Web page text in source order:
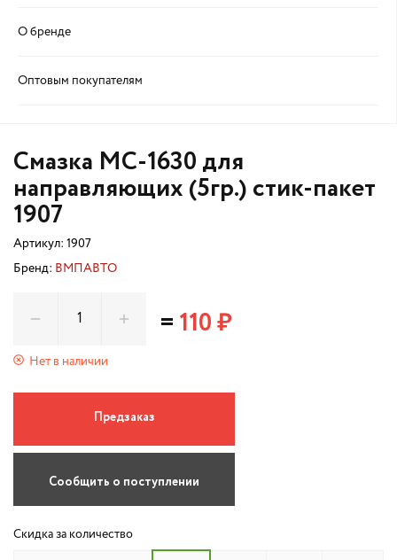
О бренде
Оптовым покупателям
Смазка МС-1630 для
направляющих (5гр.) стик-пакет
1907
Артикул: 1907
Бренд: ВМПАВТО
Нет в наличии
=110 ₽
Предзаказ
Сообщить о поступлении
Скидка за количество